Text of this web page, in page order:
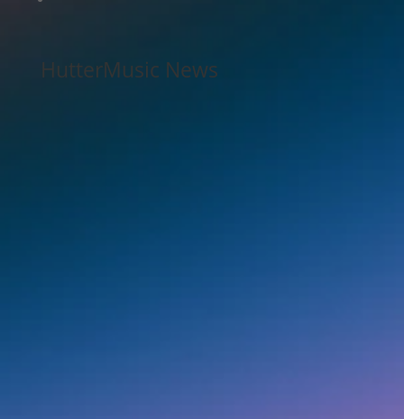
HutterMusic News